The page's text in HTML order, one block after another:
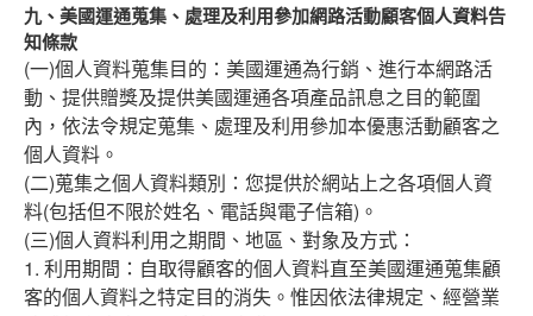
九、美國運通蒐集、處理及利用參加網路活動顧客個人資料告
知條款
(一)個人資料蒐集目的：美國運通為行銷、進行本網路活
動、提供贈獎及提供美國運通各項產品訊息之目的範圍
內，依法令規定蒐集、處理及利用參加本優惠活動顧客之
個人資料。
(二)蒐集之個人資料類別：您提供於網站上之各項個人資
料(包括但不限於姓名、電話與電子信箱)。
(三)個人資料利用之期間、地區、對象及方式：
1. 利用期間：自取得顧客的個人資料直至美國運通蒐集顧
客的個人資料之特定目的消失。惟因依法律規定、經營業